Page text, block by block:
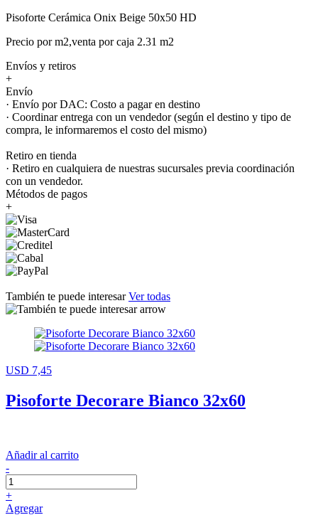
Pisoforte Cerámica Onix Beige 50x50 HD
Precio por m2,venta por caja 2.31 m2
Envíos y retiros
+
Envío
· Envío por DAC: Costo a pagar en destino
· Coordinar entrega con un vendedor (según el destino y tipo de
compra, le informaremos el costo del mismo)
Retiro en tienda
· Retiro en cualquiera de nuestras sucursales previa coordinación
con un vendedor.
Métodos de pagos
+
También te puede interesarVer todas
USD 7,45
Pisoforte Decorare Bianco 32x60
Añadir al carrito
-
+
Agregar